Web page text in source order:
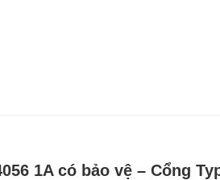
1A có bảo vệ – Cổng